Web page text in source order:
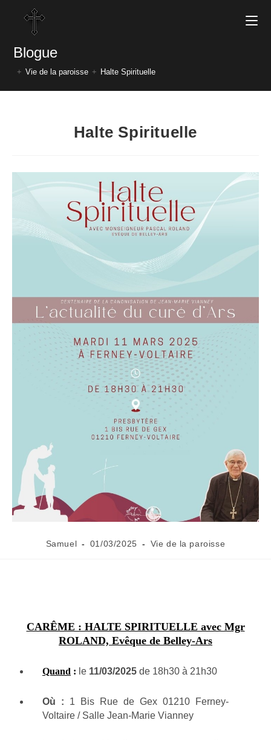
Blogue
+ Vie de la paroisse + Halte Spirituelle
Halte Spirituelle
Samuel 01/03/2025 Vie de la paroisse
CARÊME : HALTE SPIRITUELLE avec Mgr
ROLAND, Evêque de Belley-Ars
Quand : e 11/03/2025 de 18h30 à 21h30
Où : 1 Bis Rue de Gex 01210 Ferney-
Voltaire / Salle Jean-Marie Vianney